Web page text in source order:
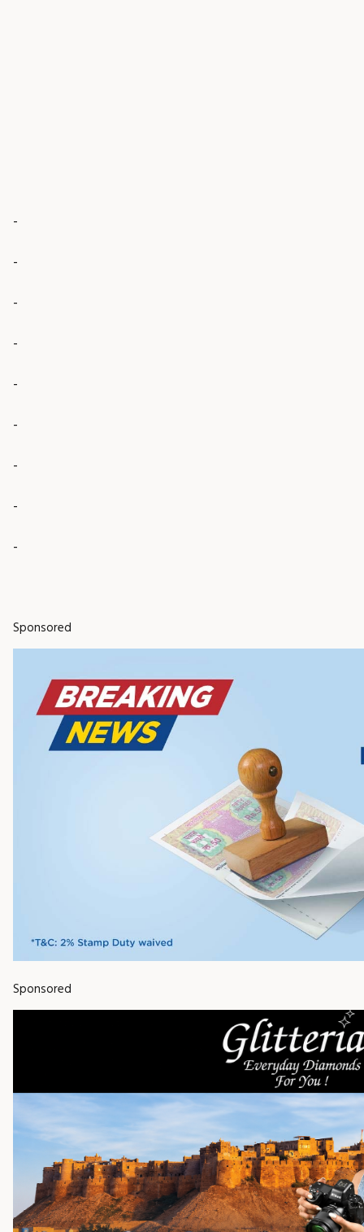
-
-
-
-
-
-
-
-
-
Sponsored
Sponsored